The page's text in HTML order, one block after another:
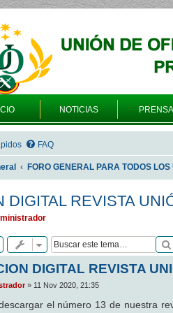
NOTICIAS PRENSA
FAQ
FORO GENERAL PARA TODOS
DIGITAL REVISTA
DIGITAL REVISTA
» 11 Nov 2020, 21:35
el número 13 de nuestra